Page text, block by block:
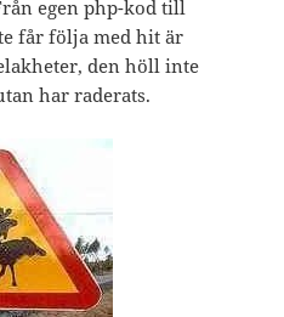
egen php-kod till
får följa med hit är
den höll inte
har raderats.